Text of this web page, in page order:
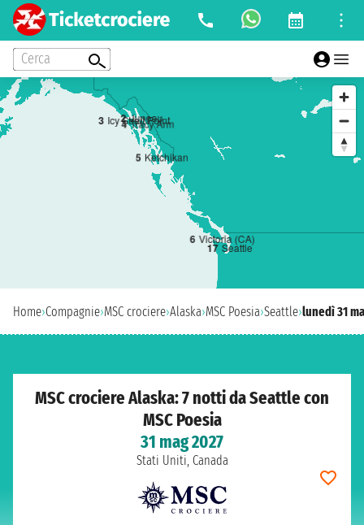
Cerca
17 Seattle
2 Juneau
3 Icy Strait Point
4 Tracy Arm
5 Ketchikan
6 Victoria (CA)
Home›Compagnie›MSC crociere›Alaska›MSC Poesia›Seattle›lunedì 31
MSC crociere Alaska: 7 notti da Seattle con
MSC Poesia
31 mag 2027
Stati Uniti, Canada